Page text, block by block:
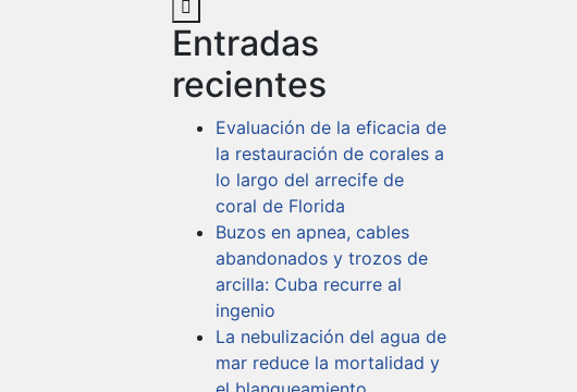
Entradas
recientes
Evaluación de la eficacia de
la restauración de corales a
lo largo del arrecife de
coral de Florida
Buzos en apnea, cables
abandonados y trozos de
arcilla: Cuba recurre al
ingenio
La nebulización del agua de
mar reduce la mortalidad y